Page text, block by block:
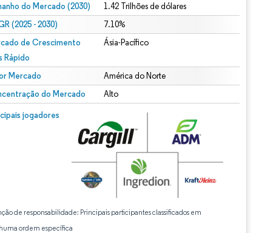
do Mercado (2030) 1.42 Trilhões de dólares
(2025 - 2030) 7.10%
de Crescimento
Rápido
Ásia-Pacífico
Mercado América do Norte
do Mercado Alto
jogadores
de responsabilidade: Principais participantes classificados em
ordem específica